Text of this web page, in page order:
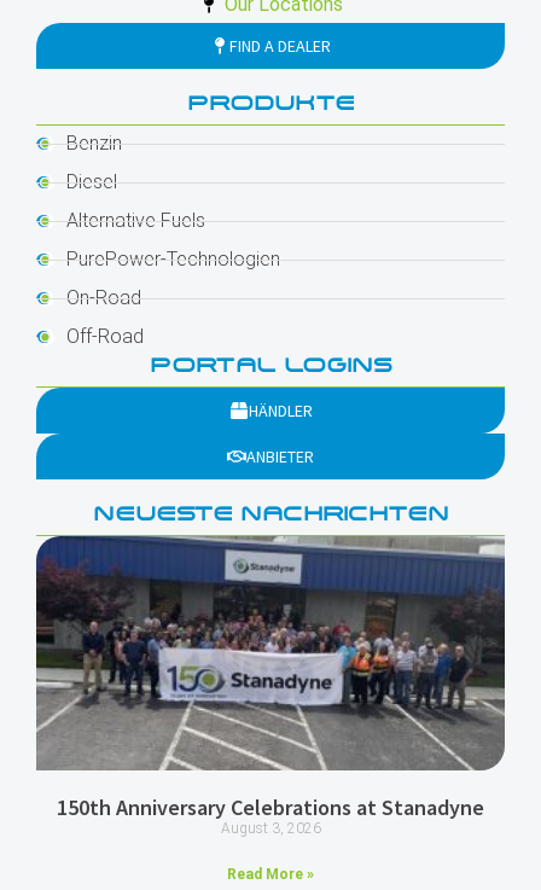
Our Locations
FIND A DEALER
PRODUKTE
Benzin
Diesel
Alternative Fuels
PurePower-Technologien
On-Road
Off-Road
PORTAL LOGINS
HÄNDLER
ANBIETER
NEUESTE NACHRICHTEN
150th Anniversary Celebrations at Stanadyne
August 3, 2026
Read More »